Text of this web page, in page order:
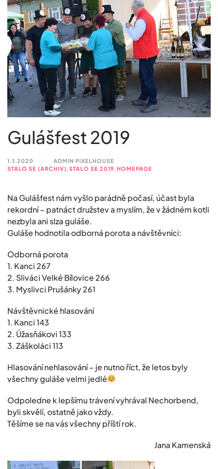
Gulášfest 2019
1.1.2020
ADMIN PIXELHOUSE
STALO SE (ARCHIV),STALO SE 2019 ,HOMEPAGE
Na Gulášfest nám vyšlo parádně počasí, účast byla
rekordní – patnáct družstev a myslím, že v žádném kotli
nezbyla ani slza guláše.
Guláše hodnotila odborná porota a návštěvníci:
Odborná porota
1. Kanci 267
2. Sliváci Velké Bílovice 266
3. Myslivci Prušánky 261
Návštěvnické hlasování
1. Kanci 143
2. Úžasňákovi 133
3. Záškoláci 113
Hlasování nehlasování – je nutno říct, že letos byly
všechny guláše velmi jedlé
Odpoledne k lepšímu trávení vyhrával Nechorbend,
byli skvělí, ostatně jako vždy.
Těšíme se na vás všechny příští rok.
Jana Kamenská